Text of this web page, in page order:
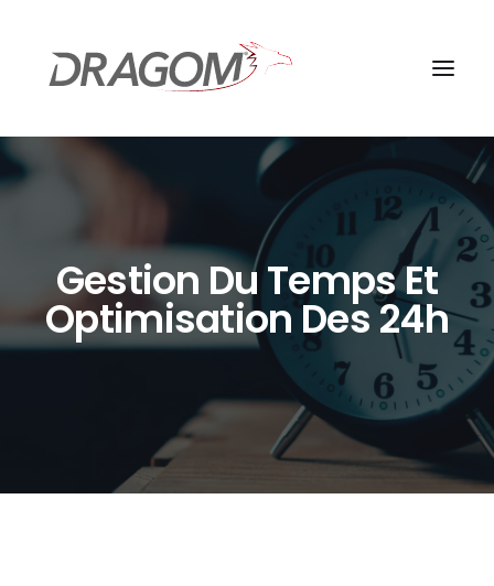
Gestion Du Temps Et
Optimisation Des 24h